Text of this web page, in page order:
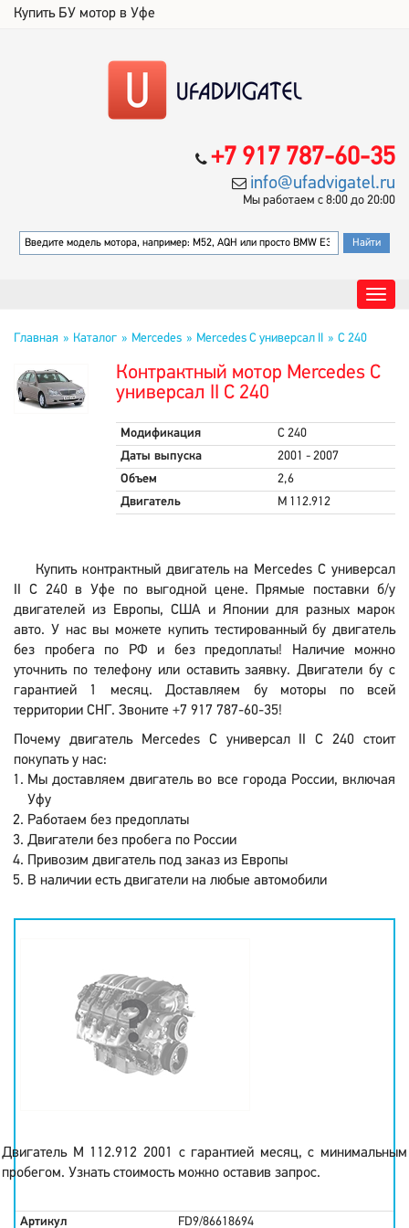
Купить БУ мотор в Уфе
+7 917 787-60-35
info@ufadvigatel.ru
Мы работаем с 8:00 до 20:00
Главная Каталог Mercedes Mercedes C универсал II C 240
Контрактный мотор Mercedes C
универсал II C 240
Модификация
C 240
Даты выпуска
2001 - 2007
Объем
2,6
Двигатель
M 112.912
Купить контрактный двигатель на Mercedes C универсал
II C 240 в Уфе по выгодной цене. Прямые поставки б/у
двигателей из Европы, США и Японии для разных марок
авто. У нас вы можете купить тестированный бу двигатель
без пробега по РФ и без предоплаты! Наличие можно
уточнить по телефону или оставить заявку. Двигатели бу с
гарантией 1 месяц. Доставляем бу моторы по всей
территории СНГ. Звоните +7 917 787-60-35!
Почему двигатель Mercedes C универсал II C 240 стоит
покупать у нас:
Мы доставляем двигатель во все города России, включая
Уфу
Работаем без предоплаты
Двигатели без пробега по России
Привозим двигатель под заказ из Европы
В наличии есть двигатели на любые автомобили
Двигатель M 112.912 2001 с гарантией месяц, с минимальным
пробегом. Узнать стоимость можно оставив запрос.
Артикул FD9/86618694